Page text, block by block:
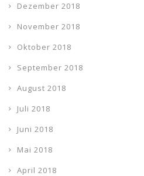
Dezember 2018
November 2018
Oktober 2018
September 2018
August 2018
Juli 2018
Juni 2018
Mai 2018
April 2018